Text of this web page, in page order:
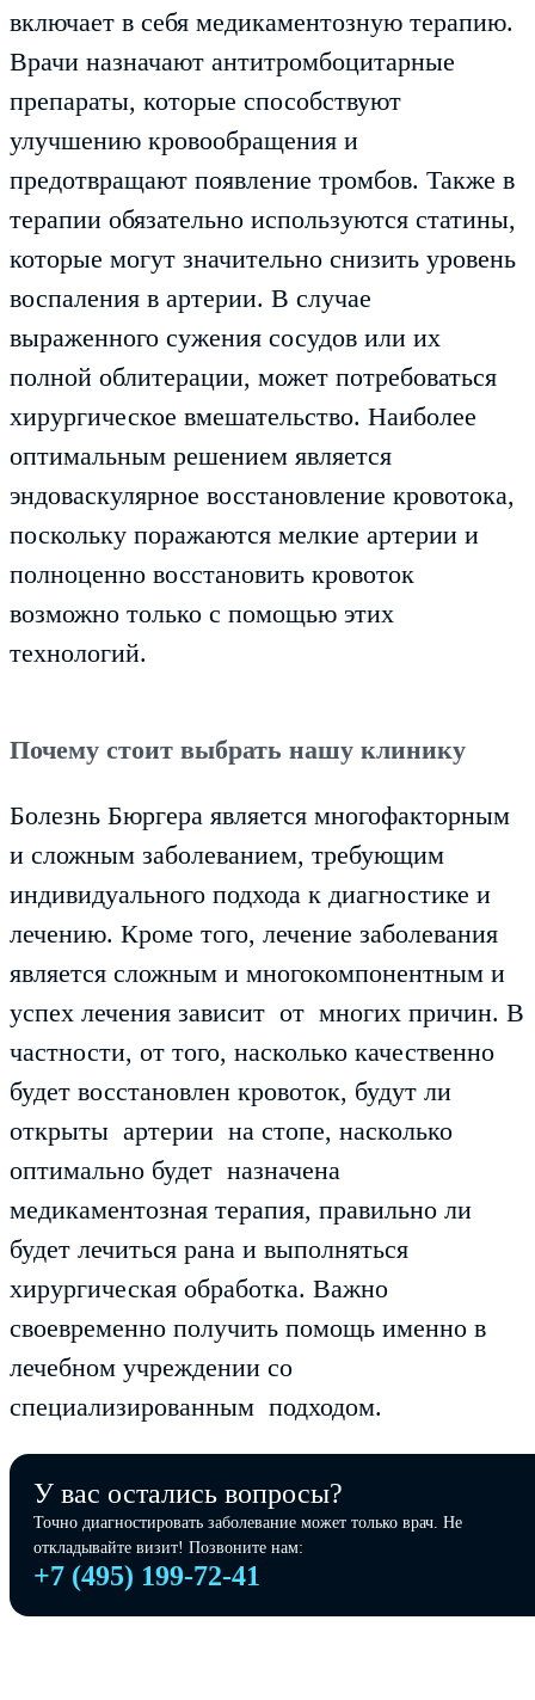
включает в себя медикаментозную терапию.
Врачи назначают антитромбоцитарные
препараты, которые способствуют
улучшению кровообращения и
предотвращают появление тромбов. Также в
терапии обязательно используются статины,
которые могут значительно снизить уровень
воспаления в артерии. В случае
выраженного сужения сосудов или их
полной облитерации, может потребоваться
хирургическое вмешательство. Наиболее
оптимальным решением является
эндоваскулярное восстановление кровотока,
поскольку поражаются мелкие артерии и
полноценно восстановить кровоток
возможно только с помощью этих
технологий.
Почему стоит выбрать нашу клинику
Болезнь Бюргера является многофакторным
и сложным заболеванием, требующим
индивидуального подхода к диагностике и
лечению. Кроме того, лечение заболевания
является сложным и многокомпонентным и
успех лечения зависит от многих причин. В
частности, от того, насколько качественно
будет восстановлен кровоток, будут ли
открыты артерии на стопе, насколько
оптимально будет назначена
медикаментозная терапия, правильно ли
будет лечиться рана и выполняться
хирургическая обработка. Важно
своевременно получить помощь именно в
лечебном учреждении со
специализированным подходом.
У вас остались вопросы?
Точно диагностировать заболевание может только врач. Не
откладывайте визит! Позвоните нам:
+7 (495) 199-72-41